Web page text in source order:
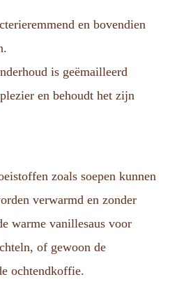
en bovendien
is geëmailleerd
en behoudt het zijn
zoals soepen kunnen
verwarmd en zonder
warme vanillesaus voor
of gewoon de
ochtendkoffie.